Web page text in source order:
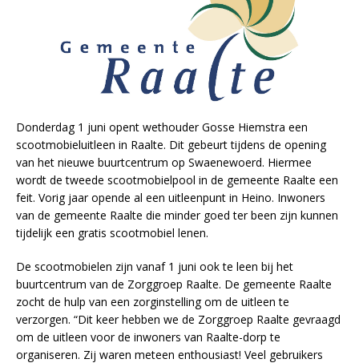
Donderdag 1 juni opent wethouder Gosse Hiemstra een
scootmobieluitleen in Raalte. Dit gebeurt tijdens de opening
van het nieuwe buurtcentrum op Swaenewoerd. Hiermee
wordt de tweede scootmobielpool in de gemeente Raalte een
feit. Vorig jaar opende al een uitleenpunt in Heino. Inwoners
van de gemeente Raalte die minder goed ter been zijn kunnen
tijdelijk een gratis scootmobiel lenen.
De scootmobielen zijn vanaf 1 juni ook te leen bij het
buurtcentrum van de Zorggroep Raalte. De gemeente Raalte
zocht de hulp van een zorginstelling om de uitleen te
verzorgen. “Dit keer hebben we de Zorggroep Raalte gevraagd
om de uitleen voor de inwoners van Raalte-dorp te
organiseren. Zij waren meteen enthousiast! Veel gebruikers